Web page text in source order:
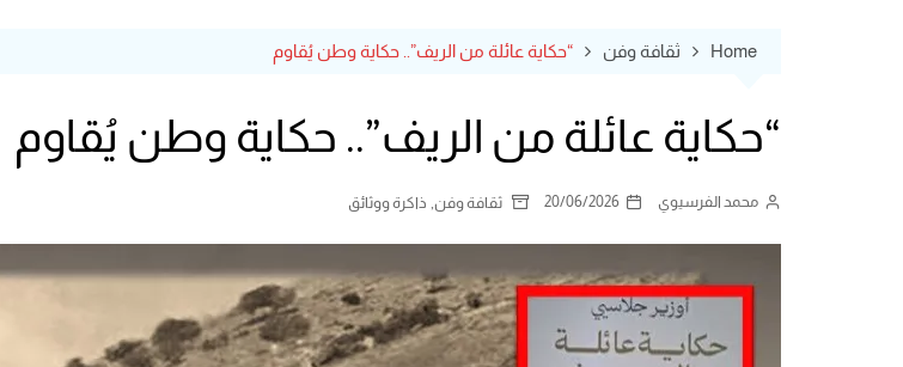
مسرح
Home ثقافة وفن “حكاية عائلة من الريف”.. حكاية وطن يُقاوم
“حكاية عائلة من الريف”.. حكاية وطن يُقاوم
محمد الفرسيوي 20/06/2026 ثقافة وفن ذاكرة ووثائق